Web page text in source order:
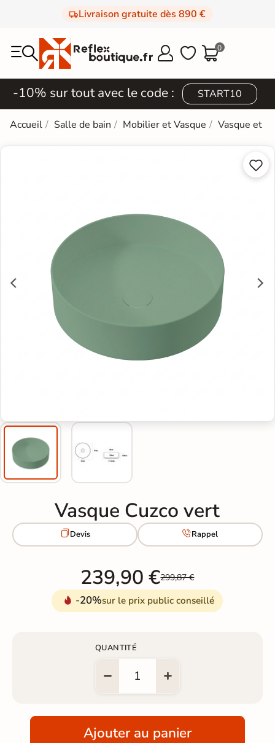
Livraison gratuite dès 890 €
  0
-10% sur tout avec le code : START10
Accueil Salle de bain Mobilier et Vasque Vasque et


Vasque Cuzco vert
Devis Rappel
239,90 €299,87 €
-20%sur le prix public conseillé
QUANTITÉ
Ajouter au panier